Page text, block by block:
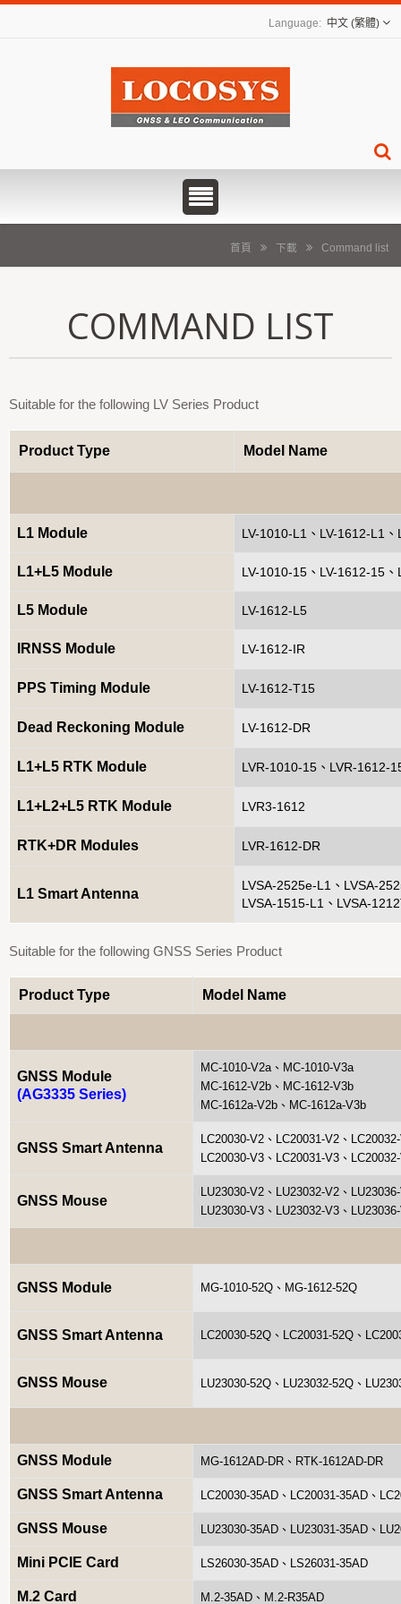
中文 (繁體)
首頁 下載 Command list
COMMAND LIST
Suitable for the following LV Series Product
Product Type Model Name
L1 Module LV-1010-L1、LV-1612-L1
L1+L5 Module LV-1010-15、LV-1612-15
L5 Module LV-1612-L5
IRNSS Module LV-1612-IR
PPS Timing Module LV-1612-T15
Dead Reckoning Module LV-1612-DR
L1+L5 RTK Module LVR-1010-15、LVR-1612-
L1+L2+L5 RTK Module LVR3-1612
RTK+DR Modules LVR-1612-DR
L1 Smart Antenna
LVSA-2525e-L1、LVSA-
LVSA-1515-L1、LVSA-
Suitable for the following GNSS Series Product
Product Type Model Name
GNSS Module
(AG3335 Series)
MC-1010-V2a、MC-1010-V3a
MC-1612-V2b、MC-1612-V3b
MC-1612a-V2b、MC-1612a-V3b
GNSS Smart Antenna
LC20030-V2、LC20031-V2、
LC20030-V3、LC20031-V3、
GNSS Mouse
LU23030-V2、LU23032-V2、
LU23030-V3、LU23032-V3、
GNSS Module MG-1010-52Q、MG-1612-52Q
GNSS Smart Antenna LC20030-52Q、LC20031-52Q、
GNSS Mouse LU23030-52Q、LU23032-52Q、
GNSS Module MG-1612AD-DR、RTK-1612AD-DR
GNSS Smart Antenna LC20030-35AD、LC20031-35AD、
GNSS Mouse LU23030-35AD、LU23031-35AD、
Mini PCIE Card LS26030-35AD、LS26031-35AD
M.2 Card M.2-35AD、M.2-R35AD